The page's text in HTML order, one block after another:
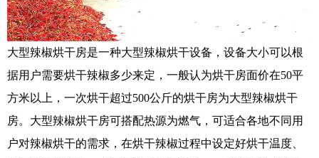
大型辣椒烘干房是一种大型辣椒烘干设备，设备大小可以根
据用户需要烘干辣椒多少来定，一般认为烘干房面价在50平
方米以上，一次烘干超过500公斤的烘干房为大型辣椒烘干
房。大型辣椒烘干房可搭配热源为燃气，可适合各地不同用
户对辣椒烘干的需求，在烘干辣椒过程中设定好烘干温度、